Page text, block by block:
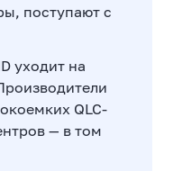
поступают с
уходит на
QLC-
— в том